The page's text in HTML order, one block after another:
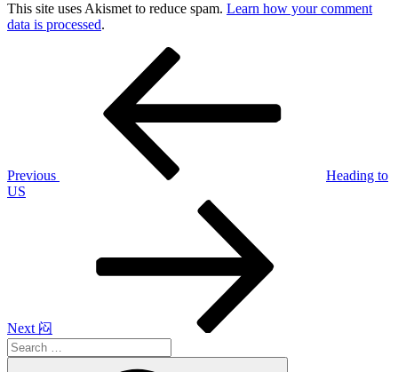
This site uses Akismet to reduce spam. Learn how your comment
data is processed.
Previous
Heading to
US
Next 闷
Search
for: